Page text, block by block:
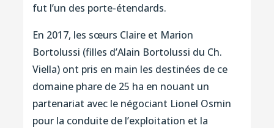
fut l’un des porte-étendards.
En 2017, les sœurs Claire et Marion
Bortolussi (filles d’Alain Bortolussi du Ch.
Viella) ont pris en main les destinées de ce
domaine phare de 25 ha en nouant un
partenariat avec le négociant Lionel Osmin
pour la conduite de l’exploitation et la